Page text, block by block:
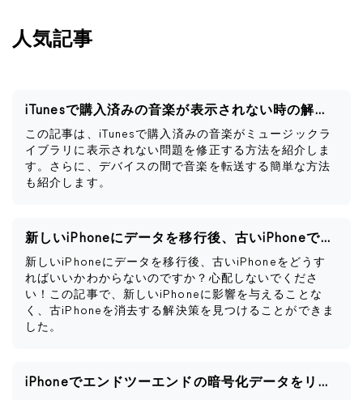
人気記事
iTunesで購入済みの音楽が表示されない時の解決策
この記事は、iTunesで購入済みの音楽がミュージックラ
イブラリに表示されない問題を修正する方法を紹介しま
す。さらに、デバイスの間で音楽を転送する簡単な方法
も紹介します。
新しいiPhoneにデータを移行後、古いiPhoneですべきこと
新しいiPhoneにデータを移行後、古いiPhoneをどうす
ればいいかわからないのですか？心配しないでくださ
い！この記事で、新しいiPhoneに影響を与えることな
く、古iPhoneを消去する解決策を見つけることができま
した。
iPhoneでエンドツーエンドの暗号化データをリセットするとどうなるか